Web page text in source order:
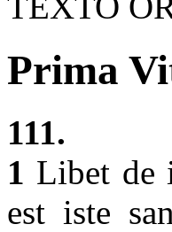
Prima
111.
1 Libet de
est iste